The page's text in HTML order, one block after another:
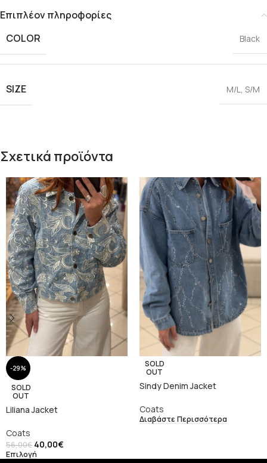
Επιπλέον πληροφορίες
COLOR
Black
SIZE M/L S/M
Σχετικά προϊόντα
-29%
SOLD
OUT
Liliana Jacket
Coats
56,00€ 40,00€
Επιλογή
SOLD
OUT
Sindy Denim Jacket
Coats
Διαβάστε Περισσότερα